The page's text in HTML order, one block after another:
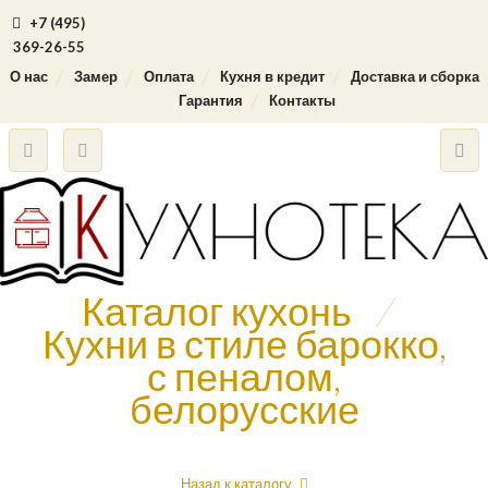
+7 (495)
369-26-55
О нас
Замер Оплата Кухня в кредит
Доставка и сборка
Гарантия
Контакты
Каталог кухонь /
Кухни в стиле барокко,
с пеналом,
белорусские
Назад к каталогу